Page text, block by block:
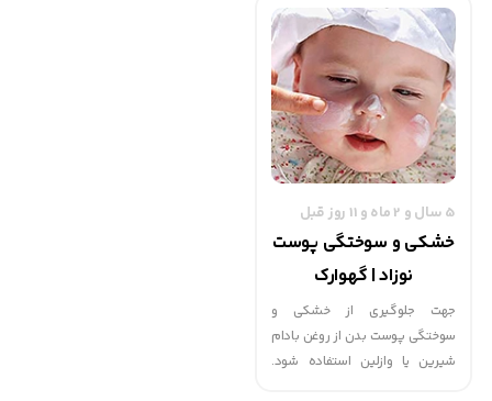
5 سال و 2 ماه و 11 روز قبل
خشکی و سوختگی پوست
نوزاد | گهوارک
جهت جلوگیری از خشکی و
سوختگی پوست بدن از روغن بادام
شیرین یا وازلین استفاده شود.